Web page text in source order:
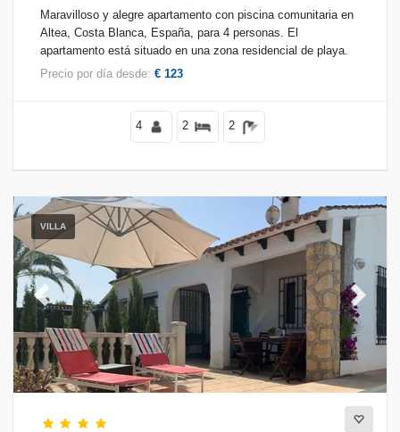
Maravilloso y alegre apartamento con piscina comunitaria en
Altea, Costa Blanca, España, para 4 personas. El
apartamento está situado en una zona residencial de playa.
Precio por día desde: € 123
4 2 2
VILLA
Previous Next